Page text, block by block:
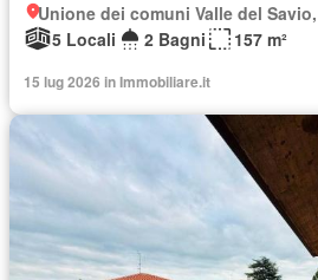
Unione dei comuni Valle del
5 Locali
2 Bagni 157 m²
15 lug 2026 in Immobiliare.it